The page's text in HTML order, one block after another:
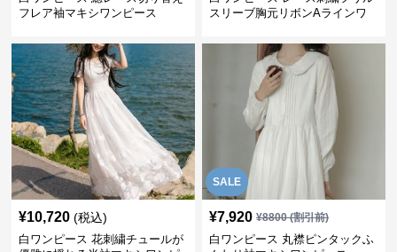
フレア袖マキシワンピース
スリーブ胸元リボンAラインワ
¥10,720 (税込)
白ワンピース 花刺繍チュールが
SALE
¥7,920 ¥8800(割引前)
白ワンピース 丸襟ピンタックふ